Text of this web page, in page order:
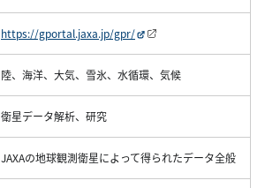
https://gportal.jaxa.jp/gpr/
陸、海洋、大気、雪氷、水循環、気候
衛星データ解析、研究
JAXAの地球観測衛星によって得られたデータ全般